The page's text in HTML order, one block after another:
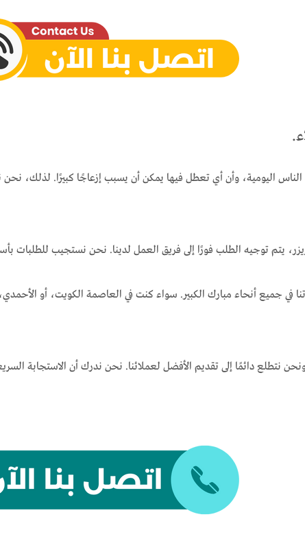
الناس اليومية، وأن أي تعطل فيها يمكن أن يسبب إزعاجًا كبيرًا. لذلك،
يتم توجيه الطلب فورًا إلى فريق العمل لدينا. نحن نستجيب للطلبات
جميع أنحاء مبارك الكبير. سواء كنت في العاصمة الكويت، أو الأحمدي،
ونحن نتطلع دائمًا إلى تقديم الأفضل لعملائنا. نحن ندرك أن